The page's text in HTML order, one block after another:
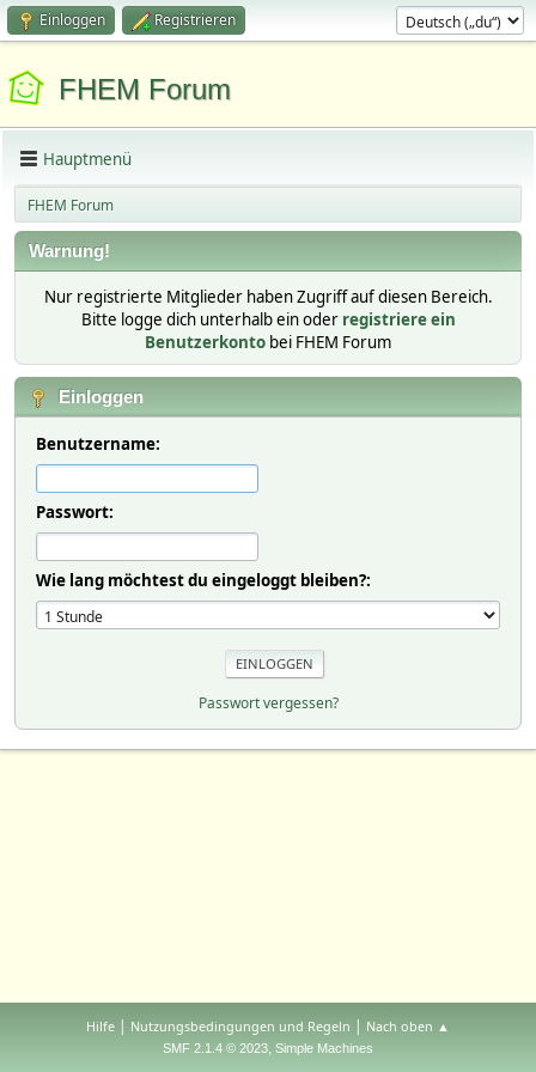
Einloggen Registrieren
FHEM Forum
Hauptmenü
FHEM Forum
Warnung!
Nur registrierte Mitglieder haben Zugriff auf diesen Bereich.
Bitte logge dich unterhalb ein oder registriere ein
Benutzerkonto bei FHEM Forum
Einloggen
Benutzername:
Passwort:
Wie lang möchtest du eingeloggt bleiben?:
Passwort vergessen?
Hilfe | Nutzungsbedingungen und Regeln | Nach oben ▲
SMF 2.1.4 © 2023, Simple Machines